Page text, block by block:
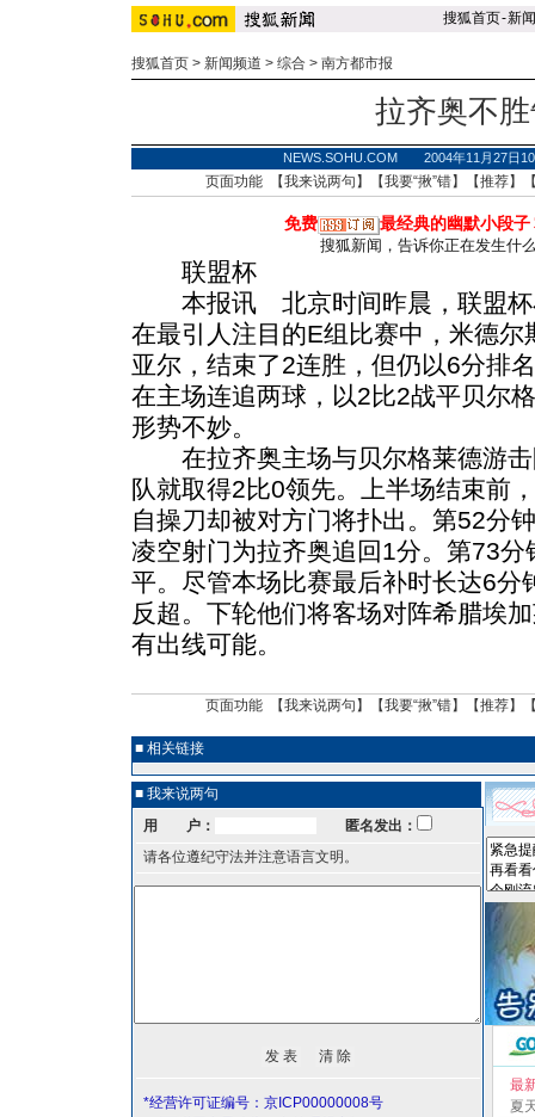
搜狐首页-新闻
搜狐首页 > 新闻频道 > 综合 > 南方都市报
拉齐奥不
NEWS.SOHU.COM 2004年11月27日
页面功能 【我来说两句 】【我要“揪”错】【推荐】
免费 最经典的幽默小段子
搜狐新闻，告诉你正在发生什
联盟杯
本报讯 北京时间昨晨，联盟杯
在最引人注目的E组比赛中，米德
亚尔，结束了2连胜，但仍以6分排
在主场连追两球，以2比2战平贝尔
形势不妙。
在拉齐奥主场与贝尔格莱德游击
队就取得2比0领先。上半场结束前
自操刀却被对方门将扑出。第52分
凌空射门为拉齐奥追回1分。第73
平。尽管本场比赛最后补时长达6分
反超。下轮他们将客场对阵希腊埃
有出线可能。
页面功能 【我来说两句 】【我要“揪”错】【推荐】
■ 相关链接
■ 我来说两句
用 户：
匿名发出：
请各位遵纪守法并注意语言文明。
*经营许可证编号：京ICP00000008号
最
夏